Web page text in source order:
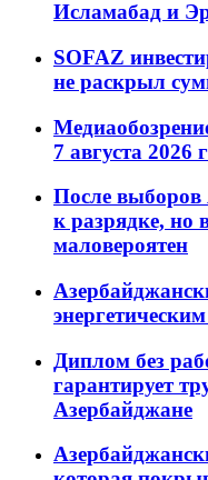
Исламабад и
SOFAZ
не раскрыл
7 августа 2026
После выборов
к разрядке, но
маловероятен
Диплом без
гарантирует
Азербайджане